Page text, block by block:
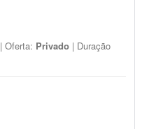
| Oferta: Privado | Duração